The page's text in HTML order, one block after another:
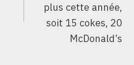
plus cette année,
soit 15 cokes, 20
McDonald’s